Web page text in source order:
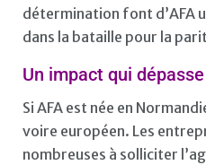
détermination font d’AFA
dans la bataille pour la
Un impact qui
Si AFA est née en
voire européen. Les
nombreuses à solliciter